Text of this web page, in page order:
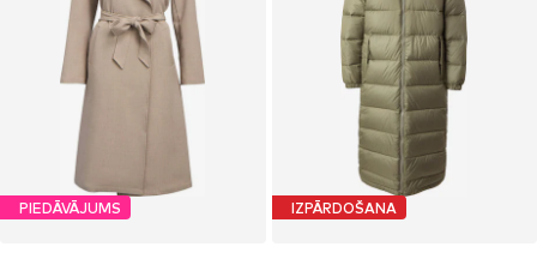
PIEDĀVĀJUMS IZPĀRDOŠANA